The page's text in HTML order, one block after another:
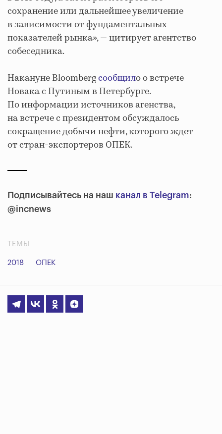
сохранение или дальнейшее увеличение
в зависимости от фундаментальных
показателей рынка», — цитирует агентство
собеседника.
Накануне Bloombergсообщило о встрече
Новака с Путиным в Петербурге.
По информации источников агенства,
на встрече с президентом обсуждалось
сокращение добычи нефти, которого ждет
от стран-экспортеров ОПЕК.
Подписывайтесь на наш канал в Telegram:
@incnews
ТЕМЫ
2018 ОПЕК